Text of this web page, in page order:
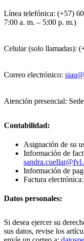
Línea telefónica: (+57)
7:00 a. m. – 5:00 p. m.)
Celular (solo llamadas):
Correo electrónico:
Atención presencial:
Contabilidad:
Asignación de su
Información de
Información de
Factura electrónica:
Datos personales:
Si desea ejercer su
sus datos, revise los